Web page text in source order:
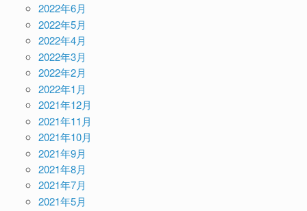
2022年6月
2022年5月
2022年4月
2022年3月
2022年2月
2022年1月
2021年12月
2021年11月
2021年10月
2021年9月
2021年8月
2021年7月
2021年5月